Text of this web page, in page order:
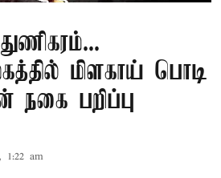
மிளகாய் பொடி
நகை பறிப்பு
1:22 am